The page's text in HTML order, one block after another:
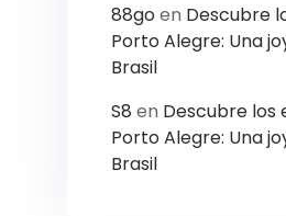
88goen Descubre
Porto Alegre: Una
Brasil
S8 en Descubre los
Porto Alegre: Una
Brasil